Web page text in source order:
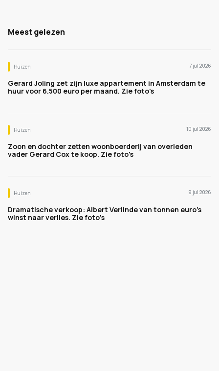
Meest gelezen
Huizen 7 jul 2026
Gerard Joling zet zijn luxe appartement in Amsterdam te
huur voor 6.500 euro per maand. Zie foto's
Huizen 10 jul 2026
Zoon en dochter zetten woonboerderij van overleden
vader Gerard Cox te koop. Zie foto's
Huizen 9 jul 2026
Dramatische verkoop: Albert Verlinde van tonnen euro's
winst naar verlies. Zie foto's